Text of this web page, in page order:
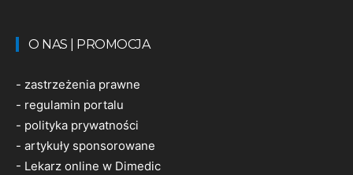
O NAS | PROMOCJA
- zastrzeżenia prawne
- regulamin portalu
- polityka prywatności
- artykuły sponsorowane
- Lekarz online w Dimedic